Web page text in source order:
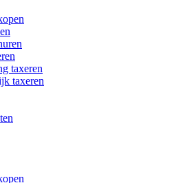
taxeren
taxeren